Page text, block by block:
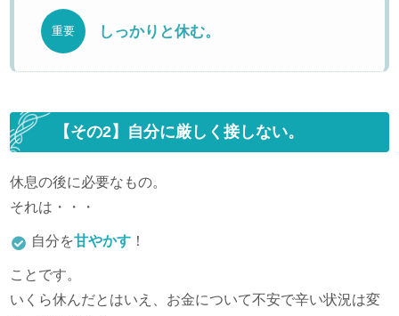
重要 しっかりと休む。
【その2】自分に厳しく接しない。
休息の後に必要なもの。
それは・・・
自分を甘やかす ！
ことです。
いくら休んだとはいえ、お金について不安で辛い状況は変